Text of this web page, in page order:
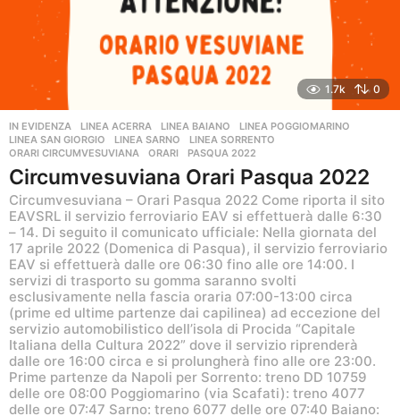
1.7k 0
IN EVIDENZA ,LINEA ACERRA ,LINEA BAIANO ,LINEA POGGIOMARINO
LINEA SAN GIORGIO
,LINEA SARNO ,LINEA SORRENTO
ORARI CIRCUMVESUVIANA
ORARI ,PASQUA 2022
Circumvesuviana Orari Pasqua 2022
Circumvesuviana – Orari Pasqua 2022 Come riporta il sito
EAVSRL il servizio ferroviario EAV si effettuerà dalle 6:30
– 14. Di seguito il comunicato ufficiale: Nella giornata del
17 aprile 2022 (Domenica di Pasqua), il servizio ferroviario
EAV si effettuerà dalle ore 06:30 fino alle ore 14:00. I
servizi di trasporto su gomma saranno svolti
esclusivamente nella fascia oraria 07:00-13:00 circa
(prime ed ultime partenze dai capilinea) ad eccezione del
servizio automobilistico dell’isola di Procida “Capitale
Italiana della Cultura 2022” dove il servizio riprenderà
dalle ore 16:00 circa e si prolungherà fino alle ore 23:00.
Prime partenze da Napoli per Sorrento: treno DD 10759
delle ore 08:00 Poggiomarino (via Scafati): treno 4077
delle ore 07:47 Sarno: treno 6077 delle ore 07:40 Baiano: